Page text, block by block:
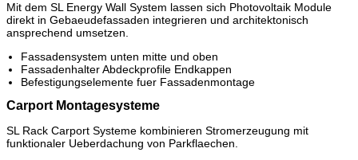
Mit dem SL Energy Wall System lassen sich Photovoltaik Module
direkt in Gebaeudefassaden integrieren und architektonisch
ansprechend umsetzen.
Fassadensystem unten mitte und oben
Fassadenhalter Abdeckprofile Endkappen
Befestigungselemente fuer Fassadenmontage
Carport Montagesysteme
SL Rack Carport Systeme kombinieren Stromerzeugung mit
funktionaler Ueberdachung von Parkflaechen.